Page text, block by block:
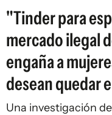
"Tinder para
mercado ilegal
engaña a
desean quedar
Una investigación